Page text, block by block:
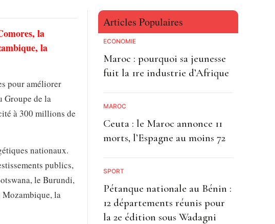
la
la
pour améliorer
Groupe de la
à 300 millions de
nationaux.
publics,
le Burundi,
Mozambique, la
Articles Populaires
ECONOMIE
Maroc : pourquoi sa jeunesse
fuit la 1re industrie d’Afrique
MAROC
Ceuta : le Maroc annonce 11
morts, l’Espagne au moins 72
SPORT
Pétanque nationale au Bénin :
12 départements réunis pour
la 2e édition sous Wadagni